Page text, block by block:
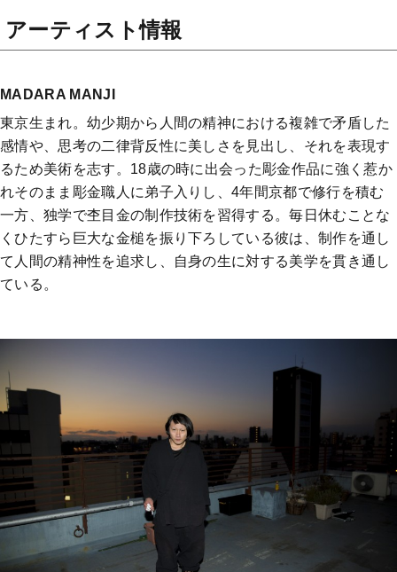
アーティスト情報
MADARA MANJI
東京生まれ。幼少期から人間の精神における複雑で矛盾した
感情や、思考の二律背反性に美しさを見出し、それを表現す
るため美術を志す。18歳の時に出会った彫金作品に強く惹か
れそのまま彫金職人に弟子入りし、4年間京都で修行を積む
一方、独学で杢目金の制作技術を習得する。毎日休むことな
くひたすら巨大な金槌を振り下ろしている彼は、制作を通し
て人間の精神性を追求し、自身の生に対する美学を貫き通し
ている。